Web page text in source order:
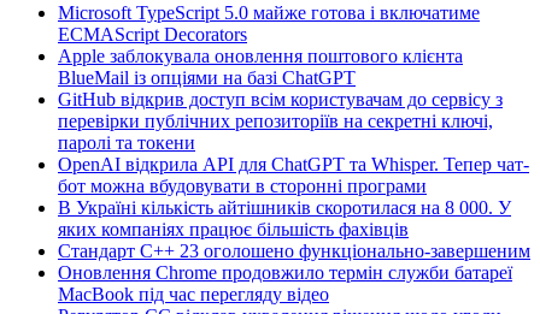
Microsoft TypeScript 5.0 майже готова і включатиме
ECMAScript Decorators
Apple заблокувала оновлення поштового клієнта
BlueMail із опціями на базі ChatGPT
GitHub відкрив доступ всім користувачам до сервісу з
перевірки публічних репозиторіїв на секретні ключі,
паролі та токени
OpenAI відкрила API для ChatGPT та Whisper. Тепер чат-
бот можна вбудовувати в сторонні програми
В Україні кількість айтішників скоротилася на 8 000. У
яких компаніях працює більшість фахівців
Стандарт C++ 23 оголошено функціонально-завершеним
Оновлення Chrome продовжило термін служби батареї
MacBook під час перегляду відео